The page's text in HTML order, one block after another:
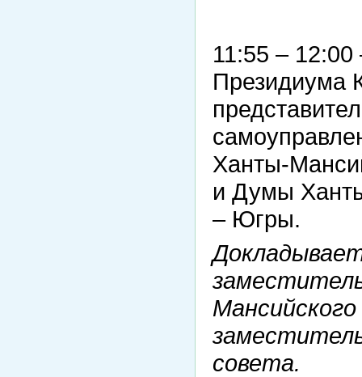
11:55 –
Президиума
Ханты-
и Думы
– Югры.
совета.